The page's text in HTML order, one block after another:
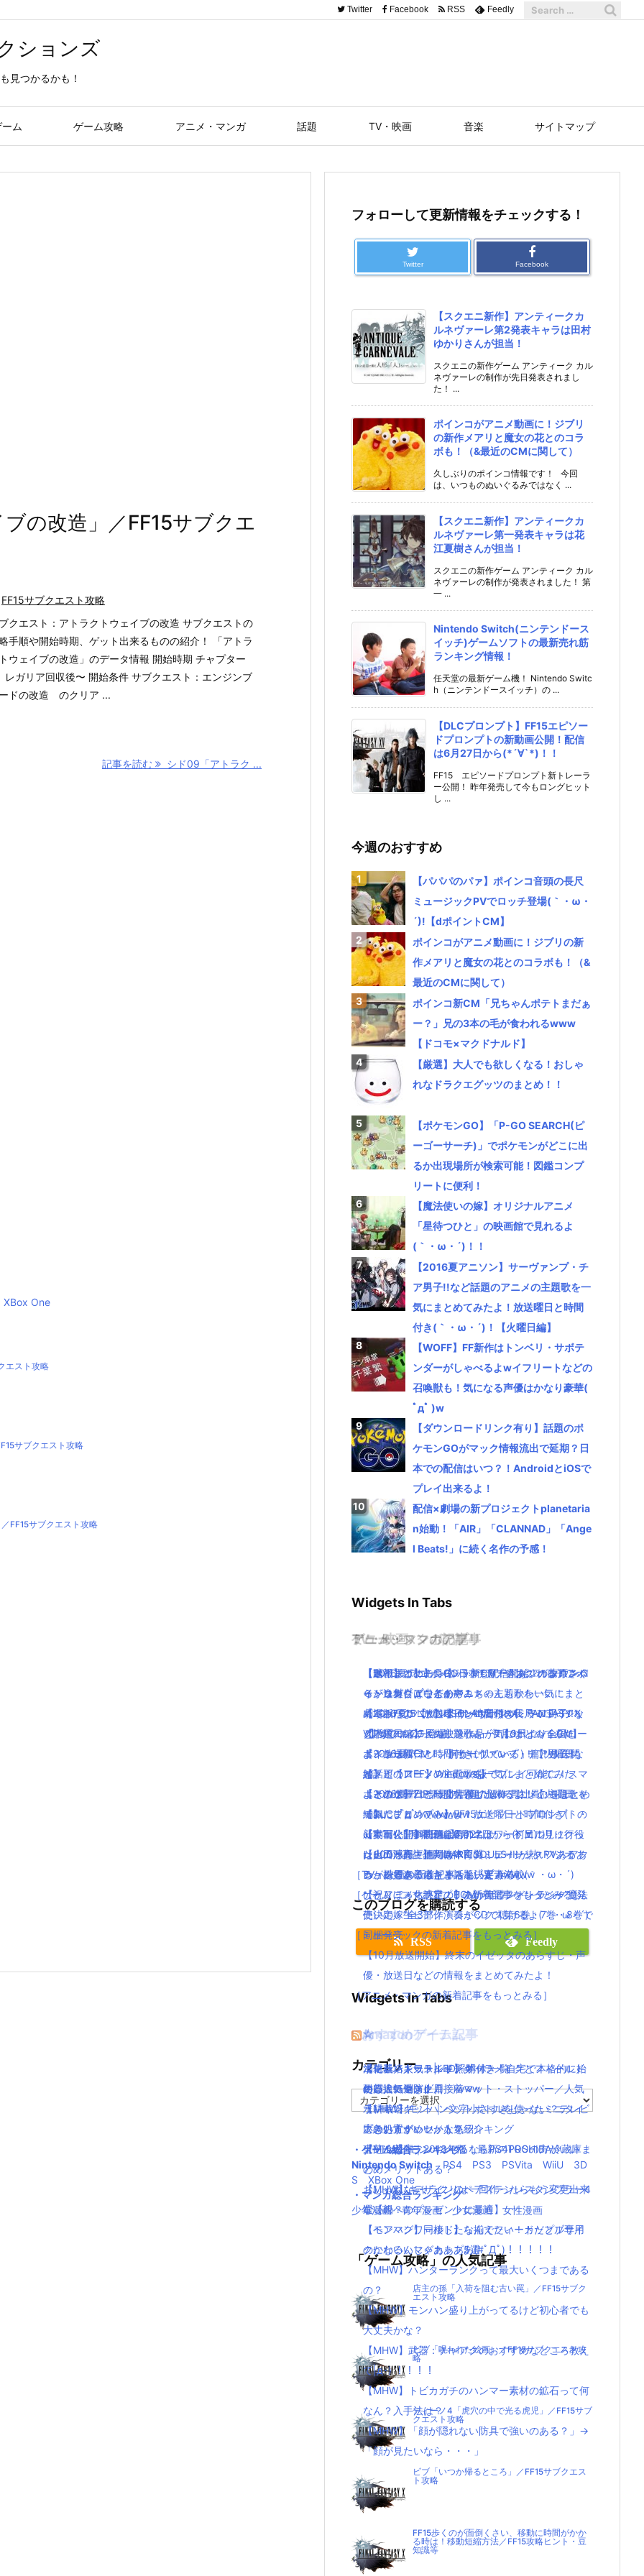
ションズ
見つかるかも！
ム ゲーム攻略 アニメ・マンガ 話題 TV・映画 音楽 サイトマップ
Twitter Facebook RSS Feedly
の改造」／FF15サブクエ
FF15サブクエスト攻略
クエスト：アトラクトウェイブの改造 サブクエストの
手順や開始時期、ゲット出来るものの紹介！ 「アトラ
ウェイブの改造」のデータ情報 開始時期 チャプター
ガリア回収後〜 開始条件 サブクエスト：エンジンブ
ドの改造 のクリア ...
記事を読む シド09「アトラク ...
XBox One
エスト攻略
サブクエスト攻略
FF15サブクエスト攻略
フォローして更新情報をチェックする！
Twitter Facebook
【スクエニ新作】アンティークカ
ルネヴァーレ第2発表キャラは田村
ゆかりさんが担当！
スクエニの新作ゲーム アンティーク カル
ネヴァーレの制作が先日発表されまし
た！ ...
ポインコがアニメ動画に！ジブリ
の新作メアリと魔女の花とのコラ
ボも！（&最近のCMに関して）
久しぶりのポインコ情報です！ 今回
は、いつものぬいぐるみではなく ...
【スクエニ新作】アンティークカ
ルネヴァーレ第一発表キャラは花
江夏樹さんが担当！
スクエニの新作ゲーム アンティーク カル
ネヴァーレの制作が発表されました！ 第
一 ...
Nintendo Switch(ニンテンドース
イッチ)ゲームソフトの最新売れ筋
ランキング情報！
任天堂の最新ゲーム機！ Nintendo Switc
h（ニンテンドースイッチ）の ...
【DLCプロンプト】FF15エピソー
ドプロンプトの新動画公開！配信
は6月27日から(*´∀`*)！！
FF15 エピソードプロンプト新トレーラ
ー公開！ 昨年発売して今もロングヒット
し ...
今週のおすすめ
【パパパのパァ】ポインコ音頭の長尺
ミュージックPVでロッチ登場(｀・ω・
´)!【dポイントCM】
ポインコがアニメ動画に！ジブリの新
作メアリと魔女の花とのコラボも！（&
最近のCMに関して）
ポインコ新CM「兄ちゃんポテトまだぁ
ー？」兄の3本の毛が食われるwww
【ドコモ×マクドナルド】
【厳選】大人でも欲しくなる！おしゃ
れなドラクエグッツのまとめ！！
【ポケモンGO】「P-GO SEARCH(ピ
ーゴーサーチ)」でポケモンがどこに出
るか出現場所が検索可能！図鑑コンプ
リートに便利！
【魔法使いの嫁】オリジナルアニメ
「星待つひと」の映画館で見れるよ
(｀・ω・´)！！
【2016夏アニソン】サーヴァンプ・チ
ア男子!!など話題のアニメの主題歌を一
気にまとめてみたよ！放送曜日と時間
付き(｀・ω・´)！【火曜日編】
【WOFF】FF新作はトンベリ・サボテ
ンダーがしゃべるよwイフリートなどの
召喚獣も！気になる声優はかなり豪華(
ﾟдﾟ )w
【ダウンロードリンク有り】話題のポ
ケモンGOがマック情報流出で延期？日
本での配信はいつ？！AndroidとiOSで
プレイ出来るよ！
配信×劇場の新プロジェクトplanetaria
n始動！「AIR」「CLANNAD」「Ange
l Beats!」に続く名作の予感！
Widgets In Tabs
TV・映画
【ポインコ】dポイント新CM！春あふれるチアポ
インコ集合！中条あやみちゃんもかわいい！
【パパパのパァ】ポインコ音頭の長尺ミュージッ
クPVでロッチ登場(｀・ω・´)!【dポイントCM】
ポインコ新CM！「何かに似ている」篇！放送開
始！！【ローソン×ドコモ】
【その１】ZIP話題の「朝だよ！貝社員」をまとめ
てみた( ﾟдﾟ )wwwwww
【本日公開】映画「君の名は。」初日に見に行っ
た人の感想・評判は？
［TV・映画の新着記事をもっとみる］
ゲーム・スマホアプリ
【速報】ポケモンGO日本も配信開始！！ダウンロ
ードリンクはここから！
劇場版FF15【KINGSGLAIVE FINAL FANTASY X
V】がフルCG長編映像作品が7月9日より全国ロー
ドショーへ
【メビウスFF】Windows版でプレイ可能に！スマ
ホとのゲームデータ共有も出来るよ！
【DLCプロンプト】FF15エピソードプロンプトの
新動画公開！配信は6月27日から(*´∀`*)！！
レビュー高評価！DARK SOULS IIIが熱い！！アク
ション好きにはたまらない要素満載(｀・ω・´)
［ゲーム・スマホアプリの新着記事をもっとみる］
アニメ・マンガの記事
【2016夏アニソン】バッテリー・ダンガンロンパ
３・レガリアなどのアニメの主題歌を一気にまと
めてみたよ！放送曜日と時間付き(｀・ω・´)！
【木曜日編】
【2016夏アニソン】サーヴァンプ・チア男子!!な
ど話題のアニメの主題歌を一気にまとめてみた
よ！放送曜日と時間付き(｀・ω・´)！【火曜日
編】
【実写化】鋼の錬金術師エドワードエルリック役
は山田涼介！他にも本田翼、ディーン・フジオ
カ、松雪泰子らキャスト決定！
【祝アニメ化決定！】あの美麗ファンタジー”魔法
使いの嫁”全3部作！コミックス第6巻・7巻・8巻で
同梱発売
【10月放送開始】終末のイゼッタのあらすじ・声
優・放送日などの情報をまとめてみたよ！
［アニメ・マンガの新着記事をもっとみる］
ミュージックの記事
【動画まとめ】月9ドラマ”ラブソング”の藤原さく
らが逸材( ﾟдﾟ )イイ声！！
【2016夏アニソン】サーヴァンプ・チア男子!!な
ど話題のアニメの主題歌を一気にまとめてみた
よ！放送曜日と時間付き(｀・ω・´)！【火曜日
編】
【2016夏アニソン】話題の新作アニメの主題歌を
一気にまとめてみたよ！放送曜日と時間付き(｀・
ω・´)！【月曜日編】
【600万再生】岡崎体育のミュージックPVあるあ
るがあるある過ぎと話題( ﾟдﾟ )wwww
ひとりぼっち惑星のBGMがサウンドトラックで発
売決定！生ピアノ演奏がCDで聴けるよ(｀・ω・´)
［ミュージックの新着記事をもっとみる］
このブログを購読する
RSS Feedly
Widgets In Tabs
おすすめゲーム記事
【モンハンワールド】キャラメイクとフィールド
の顔違い過ぎ(;´Д｀)www
【MHW】モンハン文字小さすぎじゃない？テレビ
大きい方がいいかな？
【MHW】モンハンやるならPS4PROの方がいい
の？メリットある？
【MHW】キャラクリは一回作ったらもう変更出来
ないの？
【モンハンワールド】なんでフィードだとブサイ
クになるんじゃああああ(#ﾟДﾟ)！！！！！
【MHW】ハンターランクって最大いくつまである
の？
【MHW】モンハン盛り上がってるけど初心者でも
大丈夫かな？
【MHW】武器：チャアクのおすすめなところ教え
て|д･) ！！！！
【MHW】トビカガチのハンマー素材の鉱石って何
なん？入手法は？
【MHW】「顔が隠れない防具で強いのある？」→
「顔が見たいなら・・・」
Amazonアイテム
水耕栽培キット|LED照明付き！自宅で本格的に始
める人気セット
水耕栽培キット｜ペットボトルを使ったミニタイ
プのおすすめセットを紹介
東芝冷蔵庫｜2018年版！最新のTOSHIBA冷蔵庫ま
とめ
おしゃれなデザインのペアステンレスタンブラー4
選【親へのプレゼントに最適】
【ペアマグ】同棲したら揃えたい！カップル専用
のかわいいマグカップ5選
☆
ニンテンドースイッチ 本体 一覧
使い捨てマスク
☆
消化器／人気ランキング
耐震・転倒防止用接着マット・ストッパー／人気
ランキング
応急処置グッツ／人気ランキング
☆
カテゴリー
テ
・ゲーム総合ランキング
Nintendo Switch
PS4 PS3 PSVita WiiU
3D
S
XBox One
・マンガ総合ランキング
少年漫画
青年漫画 少女漫画 女性漫画
「ゲーム攻略」の人気記事
店主の孫「入荷を阻む古い罠」／FF15サブク
エスト攻略
ビブ「呪われた絵画」／FF15サブクエスト攻
略
ディーノ4「虎穴の中で光る虎児」／FF15サブ
クエスト攻略
ビブ「いつか帰るところ」／FF15サブクエス
ト攻略
FF15歩くのが面倒くさい、移動に時間がかか
る時は！移動短縮方法／FF15攻略ヒント・豆
知識等